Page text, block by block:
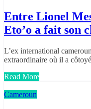
Entre Lionel
Eto’o a fait son
L’ex international
extraordinaire où il a
Read More
Cameroun